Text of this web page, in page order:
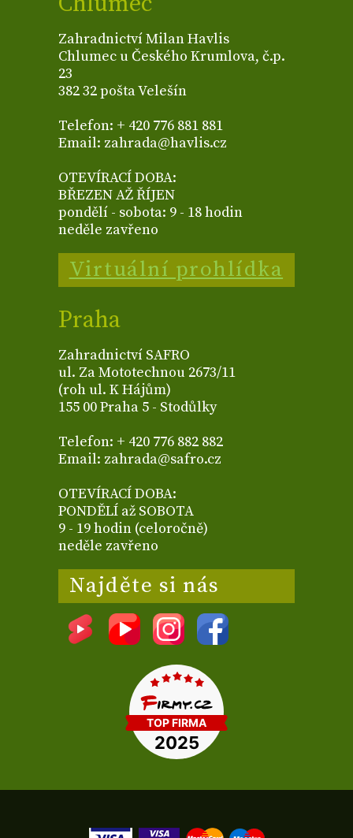
Zahradnictví Milan Havlis
Chlumec u Českého Krumlova, č.p.
23
382 32 pošta Velešín
Telefon: + 420 776 881 881
Email: zahrada@havlis.cz
OTEVÍRACÍ DOBA:
BŘEZEN AŽ ŘÍJEN
pondělí - sobota: 9 - 18 hodin
neděle zavřeno
Virtuální prohlídka
Praha
Zahradnictví SAFRO
ul. Za Mototechnou 2673/11
(roh ul. K Hájům)
155 00 Praha 5 - Stodůlky
Telefon: + 420 776 882 882
Email: zahrada@safro.cz
OTEVÍRACÍ DOBA:
PONDĚLÍ až SOBOTA
9 - 19 hodin (celoročně)
neděle zavřeno
Najděte si nás